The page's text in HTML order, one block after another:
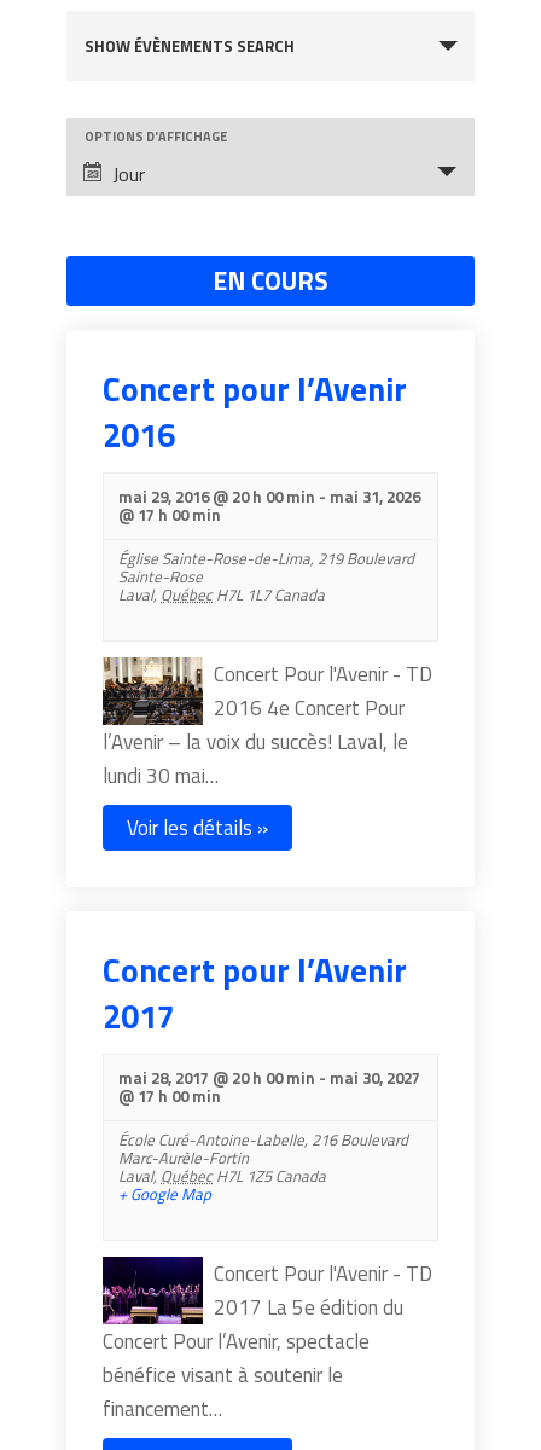
Évènements
and
Views
Navigation
SHOW ÉVÈNEMENTS SEARCH
Évènement
Views
OPTIONS D'AFFICHAGE
Jour
EN COURS
Concert pour l’Avenir
2016
mai 29, 2016 @ 20 h 00 min - mai 31, 2026
@ 17 h 00 min
Église Sainte-Rose-de-Lima, 219 Boulevard
Sainte-Rose
Laval, Québec H7L 1L7 Canada
Concert Pour l'Avenir - TD
2016 4e Concert Pour
l’Avenir – la voix du succès! Laval, le
lundi 30 mai…
Voir les détails »
Concert pour l’Avenir
2017
mai 28, 2017 @ 20 h 00 min - mai 30, 2027
@ 17 h 00 min
École Curé-Antoine-Labelle, 216 Boulevard
Marc-Aurèle-Fortin
Laval, Québec H7L 1Z5 Canada
+ Google Map
Concert Pour l'Avenir - TD
2017 ​La 5e édition du
Concert Pour l’Avenir, spectacle
bénéfice visant à soutenir le
financement…